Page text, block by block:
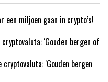
een miljoen gaan in crypto’s!
‘Gouden bergen of
‘Gouden bergen